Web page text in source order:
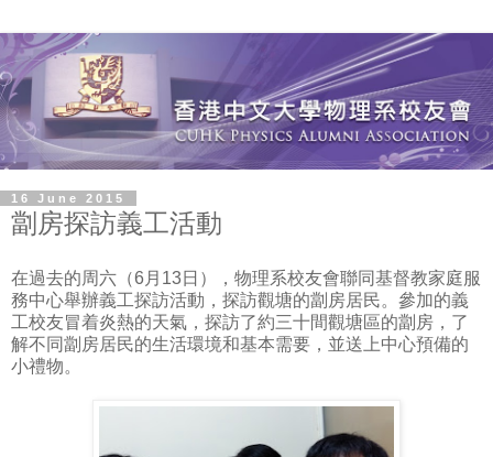
16 June 2015
劏房探訪義工活動
在過去的周六（6月13日），物理系校友會聯同基督教家庭服
務中心舉辦義工探訪活動，探訪觀塘的劏房居民。參加的義
工校友冒着炎熱的天氣，探訪了約三十間觀塘區的劏房，了
解不同劏房居民的生活環境和基本需要，並送上中心預備的
小禮物。